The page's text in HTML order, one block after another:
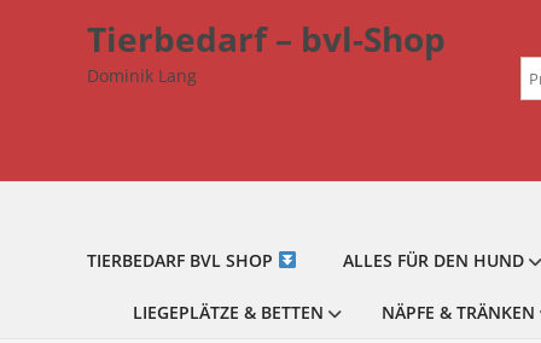
Tierbedarf – bvl-Shop
Dominik Lang
TIERBEDARF BVL SHOP ALLES FÜR DEN HUND
LIEGEPLÄTZE & BETTEN NÄPFE & TRÄNKEN